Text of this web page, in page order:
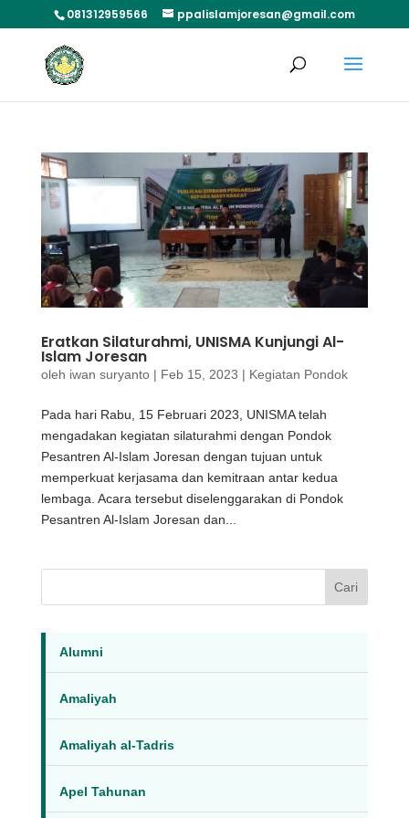
081312959566 ppalislamjoresan@gmail.com
Eratkan Silaturahmi, UNISMA Kunjungi Al-
Islam Joresan
oleh iwan suryanto| Feb 15, 2023 | Kegiatan Pondok
Pada hari Rabu, 15 Februari 2023, UNISMA telah
mengadakan kegiatan silaturahmi dengan Pondok
Pesantren Al-Islam Joresan dengan tujuan untuk
memperkuat kerjasama dan kemitraan antar kedua
lembaga. Acara tersebut diselenggarakan di Pondok
Pesantren Al-Islam Joresan dan...
Cari
Alumni
Amaliyah
Amaliyah al-Tadris
Apel Tahunan